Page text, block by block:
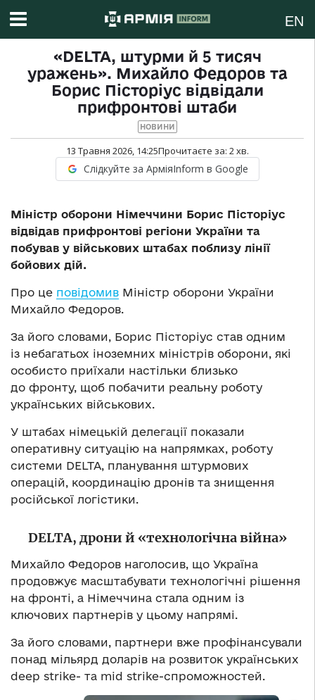
EN
«DELTA, штурми й 5 тисяч
уражень». Михайло Федоров та
Борис Пісторіус відвідали
прифронтові штаби
НОВИНИ
13 Травня 2026, 14:25Прочитаєте за: 2хв.
Слідкуйте за АрміяInform в Google
Міністр оборони Німеччини Борис Пісторіус
відвідав прифронтові регіони України та
побував у військових штабах поблизу лінії
бойових дій.
Про це повідомив Міністр оборони України
Михайло Федоров.
За його словами, Борис Пісторіус став одним
із небагатьох іноземних міністрів оборони, які
особисто приїхали настільки близько
до фронту, щоб побачити реальну роботу
українських військових.
У штабах німецькій делегації показали
оперативну ситуацію на напрямках, роботу
системи DELTA, планування штурмових
операцій, координацію дронів та знищення
російської логістики.
DELTA, дрони й «технологічна війна»
Михайло Федоров наголосив, що Україна
продовжує масштабувати технологічні рішення
на фронті, а Німеччина стала одним із
ключових партнерів у цьому напрямі.
За його словами, партнери вже профінансували
понад мільярд доларів на розвиток українських
deep strike- та mid strike-спроможностей.